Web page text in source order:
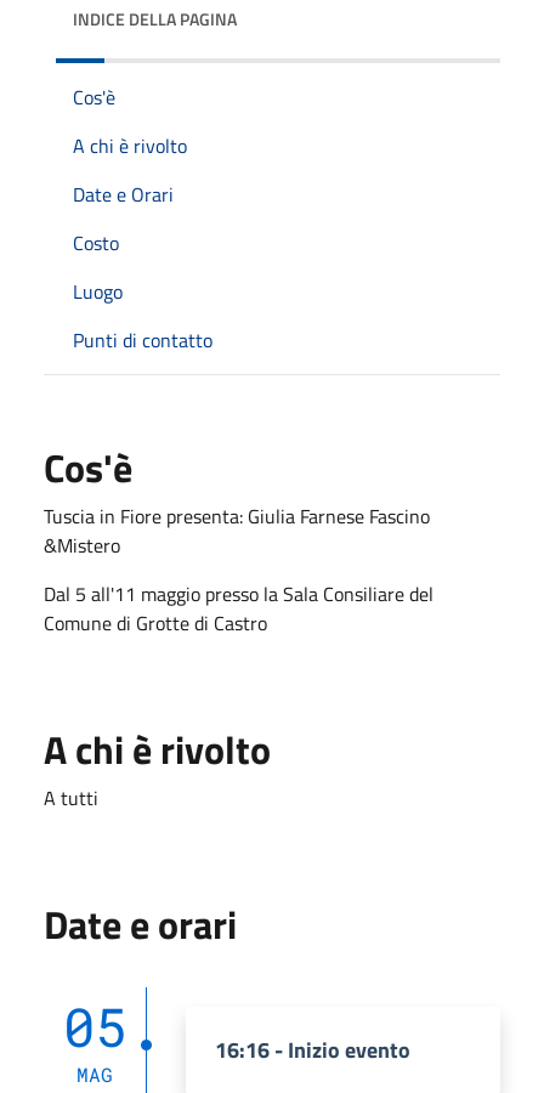
INDICE DELLA PAGINA
Cos'è
A chi è rivolto
Date e Orari
Costo
Luogo
Punti di contatto
Cos'è
Tuscia in Fiore presenta: Giulia Farnese Fascino
&Mistero
Dal 5 all'11 maggio presso la Sala Consiliare del
Comune di Grotte di Castro
A chi è rivolto
A tutti
Date e orari
05
MAG
16:16 - Inizio evento